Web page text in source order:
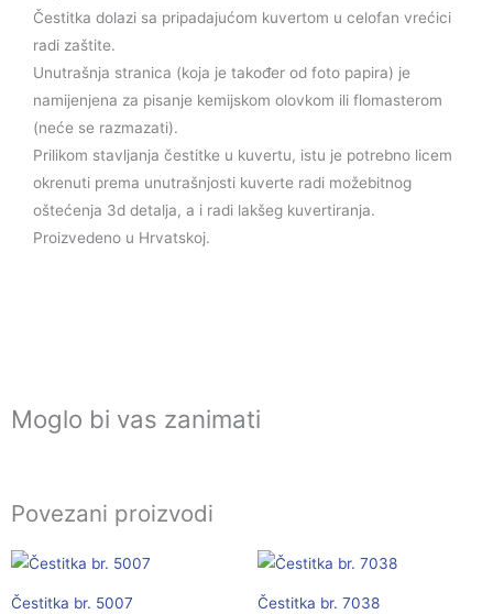
Čestitka dolazi sa pripadajućom kuvertom u celofan vrećici
radi zaštite.
Unutrašnja stranica (koja je također od foto papira) je
namijenjena za pisanje kemijskom olovkom ili flomasterom
(neće se razmazati).
Prilikom stavljanja čestitke u kuvertu, istu je potrebno licem
okrenuti prema unutrašnjosti kuverte radi možebitnog
oštećenja 3d detalja, a i radi lakšeg kuvertiranja.
Proizvedeno u Hrvatskoj.
Moglo bi vas zanimati
Povezani proizvodi
Čestitka br. 5007 Čestitka br. 7038